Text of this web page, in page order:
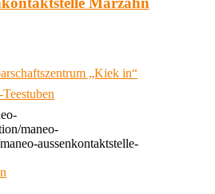
„Kiek in“
maneo-
aussenkontaktstelle-